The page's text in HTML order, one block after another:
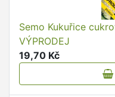
Semo Kukuřice
VÝPRODEJ
19,70 Kč